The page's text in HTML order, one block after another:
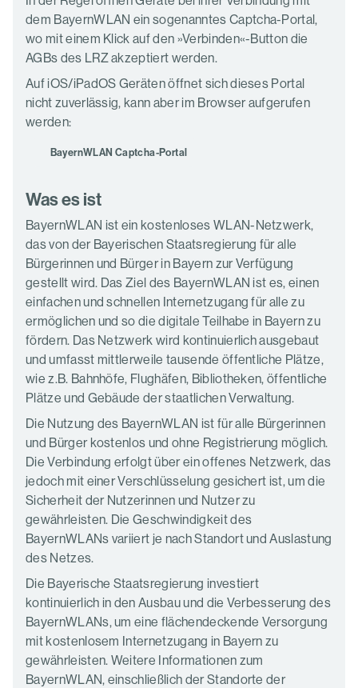
dem BayernWLAN ein sogenanntes Captcha-Portal,
wo mit einem Klick auf den »Verbinden«-Button die
AGBs des LRZ akzeptiert werden.
Auf iOS/iPadOS Geräten öffnet sich dieses Portal
nicht zuverlässig, kann aber im Browser aufgerufen
werden:
BayernWLAN Captcha-Portal
Was es ist
BayernWLAN ist ein kostenloses WLAN-Netzwerk,
das von der Bayerischen Staatsregierung für alle
Bürgerinnen und Bürger in Bayern zur Verfügung
gestellt wird. Das Ziel des BayernWLAN ist es, einen
einfachen und schnellen Internetzugang für alle zu
ermöglichen und so die digitale Teilhabe in Bayern zu
fördern. Das Netzwerk wird kontinuierlich ausgebaut
und umfasst mittlerweile tausende öffentliche Plätze,
wie z.B. Bahnhöfe, Flughäfen, Bibliotheken, öffentliche
Plätze und Gebäude der staatlichen Verwaltung.
Die Nutzung des BayernWLAN ist für alle Bürgerinnen
und Bürger kostenlos und ohne Registrierung möglich.
Die Verbindung erfolgt über ein offenes Netzwerk, das
jedoch mit einer Verschlüsselung gesichert ist, um die
Sicherheit der Nutzerinnen und Nutzer zu
gewährleisten. Die Geschwindigkeit des
BayernWLANs variiert je nach Standort und Auslastung
des Netzes.
Die Bayerische Staatsregierung investiert
kontinuierlich in den Ausbau und die Verbesserung des
BayernWLANs, um eine flächendeckende Versorgung
mit kostenlosem Internetzugang in Bayern zu
gewährleisten. Weitere Informationen zum
BayernWLAN, einschließlich der Standorte der